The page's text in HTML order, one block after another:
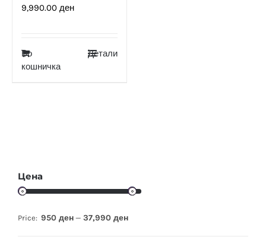
9,990.00 ден
Во
кошничка
Детали
Цена
Price: 950 ден — 37,990 ден